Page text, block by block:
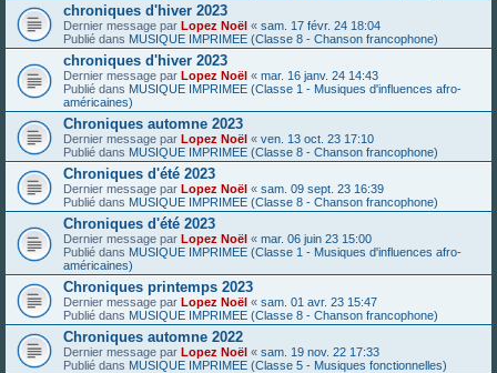
chroniques d'hiver 2023
Dernier message par Lopez Noël « sam. 17 févr. 24 18:04
Publié dans MUSIQUE IMPRIMEE (Classe 8 - Chanson francophone)
chroniques d'hiver 2023
Dernier message par Lopez Noël « mar. 16 janv. 24 14:43
Publié dans MUSIQUE IMPRIMEE (Classe 1 - Musiques d'influences afro-
américaines)
Chroniques automne 2023
Dernier message par Lopez Noël « ven. 13 oct. 23 17:10
Publié dans MUSIQUE IMPRIMEE (Classe 8 - Chanson francophone)
Chroniques d'été 2023
Dernier message par Lopez Noël « sam. 09 sept. 23 16:39
Publié dans MUSIQUE IMPRIMEE (Classe 8 - Chanson francophone)
Chroniques d'été 2023
Dernier message par Lopez Noël « mar. 06 juin 23 15:00
Publié dans MUSIQUE IMPRIMEE (Classe 1 - Musiques d'influences afro-
américaines)
Chroniques printemps 2023
Dernier message par Lopez Noël « sam. 01 avr. 23 15:47
Publié dans MUSIQUE IMPRIMEE (Classe 8 - Chanson francophone)
Chroniques automne 2022
Dernier message par Lopez Noël « sam. 19 nov. 22 17:33
Publié dans MUSIQUE IMPRIMEE (Classe 5 - Musiques fonctionnelles)